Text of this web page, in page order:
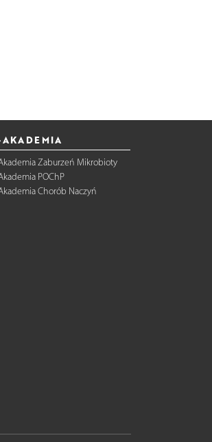
AKADEMIA
Zaburzeń Mikrobioty
POChP
Chorób Naczyń